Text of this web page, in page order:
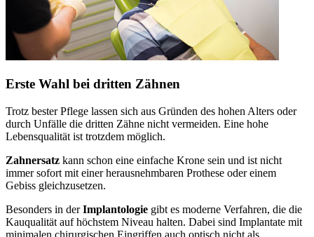
Erste Wahl bei dritten Zähnen
Trotz bester Pflege lassen sich aus Gründen des hohen Alters oder
durch Unfälle die dritten Zähne nicht vermeiden. Eine hohe
Lebensqualität ist trotzdem möglich.
Zahnersatz kann schon eine einfache Krone sein und ist nicht
immer sofort mit einer herausnehmbaren Prothese oder einem
Gebiss gleichzusetzen.
Besonders in derImplantologie gibt es moderne Verfahren, die die
Kauqualität auf höchstem Niveau halten. Dabei sind Implantate mit
minimalen chirurgischen Eingriffen auch optisch nicht als